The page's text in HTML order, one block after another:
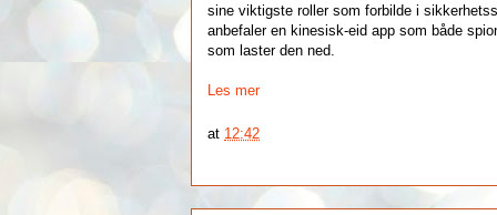
sine viktigste roller som forbilde i
anbefaler en kinesisk-eid app som både
som laster den ned.
Les mer
at 12:42